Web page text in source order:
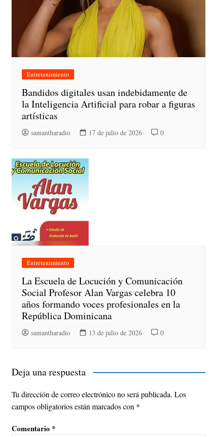
Entretenimiento
Bandidos digitales usan indebidamente de
la Inteligencia Artificial para robar a figuras
artísticas
samantharadio 17 de julio de 2026 0
Entretenimiento
La Escuela de Locución y Comunicación
Social Profesor Alan Vargas celebra 10
años formando voces profesionales en la
República Dominicana
samantharadio 13 de julio de 2026 0
Deja una respuesta
Tu dirección de correo electrónico no será publicada. Los
campos obligatorios están marcados con *
Comentario *